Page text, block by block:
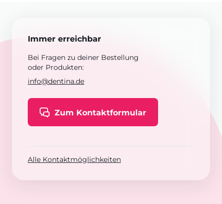
Immer erreichbar
Bei Fragen zu deiner Bestellung
oder Produkten:
info@dentina.de
Zum Kontaktformular
Alle Kontaktmöglichkeiten